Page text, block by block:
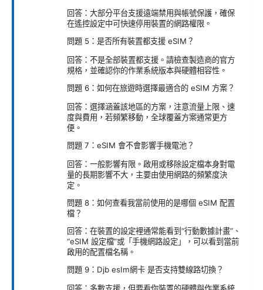
回答：大部分平台支援遠端禁用與帳號保護，確保
在遙控設定中可快速停用裝置的網路權限。
問題 5：是否所有裝置都支援 eSIM？
回答：不是全部裝置都支援。請檢查製造商的官方
規格，並確認你的作業系統版本與硬體相容性。
問題 6：如何在旅遊時選擇最適合的 eSIM 方案？
回答：選擇涵蓋該地區的方案，注意流量上限、速
度與費用，若頻繁移動，全球覆蓋方案通常更方
便。
問題 7：eSIM 會不會影響手機電池？
回答：一般影響有限。啟用或移除設定檔本身對電
量的長期影響不大，主要由使用網路的頻繁度決
定。
問題 8：如何查看我當前使用的是哪個 eSIM 配置
檔？
回答：在裝置的設定裡通常能看到“行動數據計畫”、
“eSIM 設定檔”或「手機網路設定」，可以看到當前
啟用的配置檔名稱。
問題 9：Djb esIm網卡 是否支持雙線路切換？